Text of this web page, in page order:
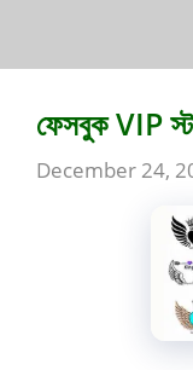
ফেসবুক VIP
December 24,